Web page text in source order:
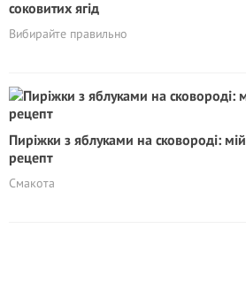
соковитих ягід
Вибирайте правильно
Пиріжки з яблуками на сковороді:
рецепт
Смакота